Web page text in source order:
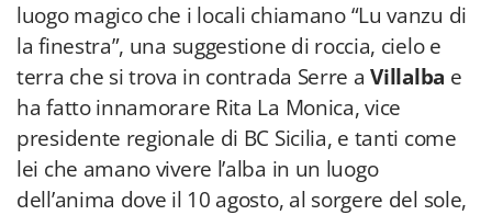
luogo magico che i locali chiamano “Lu vanzu di
la finestra”, una suggestione di roccia, cielo e
terra che si trova in contrada Serre a Villalba e
ha fatto innamorare Rita La Monica, vice
presidente regionale di BC Sicilia, e tanti come
lei che amano vivere l’alba in un luogo
dell’anima dove il 10 agosto, al sorgere del sole,